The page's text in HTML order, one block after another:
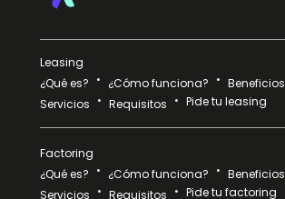
Leasing
¿Qué es?
¿Cómo funciona?
Beneficios
Servicios
Requisitos Pide tu leasing
Factoring
¿Qué es?
¿Cómo funciona?
Beneficios
Servicios
Requisitos Pide tu factoring